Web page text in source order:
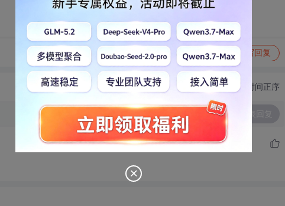
转发到动态 举报 写回复
切换为时间正序